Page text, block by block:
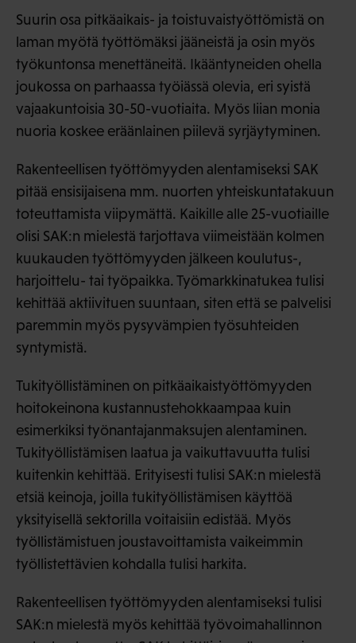
Suurin osa pitkäaikais- ja toistuvaistyöttömistä on
laman myötä työttömäksi jääneistä ja osin myös
työkuntonsa menettäneitä. Ikääntyneiden ohella
joukossa on parhaassa työiässä olevia, eri syistä
vajaakuntoisia 30-50-vuotiaita. Myös liian monia
nuoria koskee eräänlainen piilevä syrjäytyminen.
Rakenteellisen työttömyyden alentamiseksi SAK
pitää ensisijaisena mm. nuorten yhteiskuntatakuun
toteuttamista viipymättä. Kaikille alle 25-vuotiaille
olisi SAK:n mielestä tarjottava viimeistään kolmen
kuukauden työttömyyden jälkeen koulutus-,
harjoittelu- tai työpaikka. Työmarkkinatukea tulisi
kehittää aktiivituen suuntaan, siten että se palvelisi
paremmin myös pysyvämpien työsuhteiden
syntymistä.
Tukityöllistäminen on pitkäaikaistyöttömyyden
hoitokeinona kustannustehokkaampaa kuin
esimerkiksi työnantajanmaksujen alentaminen.
Tukityöllistämisen laatua ja vaikuttavuutta tulisi
kuitenkin kehittää. Erityisesti tulisi SAK:n mielestä
etsiä keinoja, joilla tukityöllistämisen käyttöä
yksityisellä sektorilla voitaisiin edistää. Myös
työllistämistuen joustavoittamista vaikeimmin
työllistettävien kohdalla tulisi harkita.
Rakenteellisen työttömyyden alentamiseksi tulisi
SAK:n mielestä myös kehittää työvoimahallinnon